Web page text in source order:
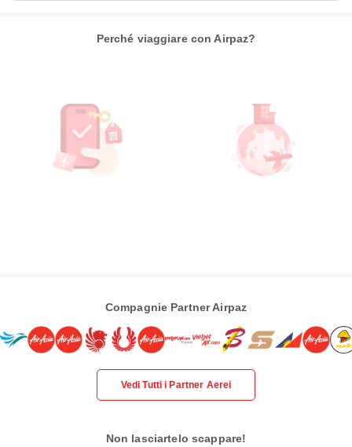
Perché viaggiare con Airpaz?
Compagnie Partner Airpaz
Vedi Tutti i Partner Aerei
Non lasciartelo scappare!